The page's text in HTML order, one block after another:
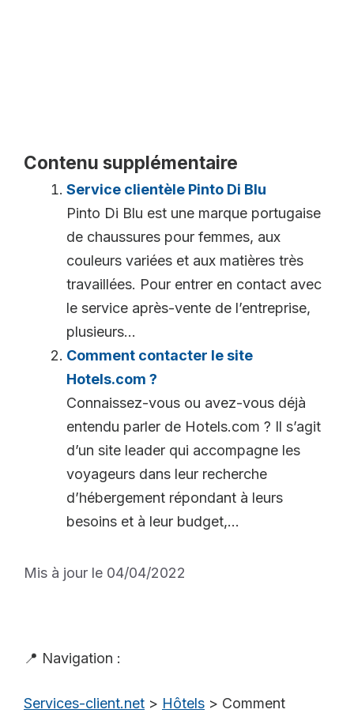
Contenu supplémentaire
Service clientèle Pinto Di Blu
Pinto Di Blu est une marque portugaise
de chaussures pour femmes, aux
couleurs variées et aux matières très
travaillées. Pour entrer en contact avec
le service après-vente de l’entreprise,
plusieurs...
Comment contacter le site
Hotels.com ?
Connaissez-vous ou avez-vous déjà
entendu parler de Hotels.com ? Il s’agit
d’un site leader qui accompagne les
voyageurs dans leur recherche
d’hébergement répondant à leurs
besoins et à leur budget,...
Mis à jour le 04/04/2022
📍 Navigation :
Services-client.net > Hôtels > Comment